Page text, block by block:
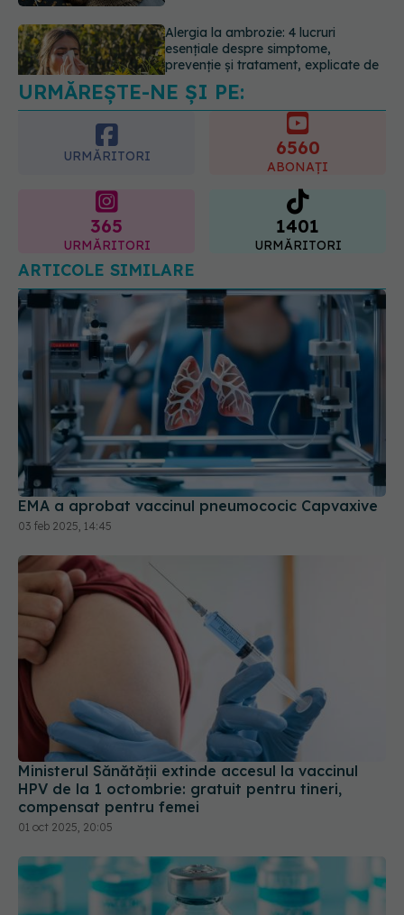
Schimbare majoră la examenul de
medic specialist din 2026. Toți
subiecte
07.08.2026, 11:52
URMĂREȘTE-NE ȘI PE:
URMĂRITORI
ABONAȚI
URMĂRITORI
1401
URMĂRITORI
ARTICOLE SIMILARE
EMA a aprobat vaccinul pneumococic Capvaxive
03 feb 2025, 14:45
Ministerul Sănătății extinde accesul la vaccinul
HPV de la 1 octombrie: gratuit pentru tineri,
compensat pentru femei
01 oct 2025, 20:05